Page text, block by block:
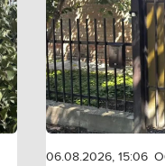
06.08.2026, 15:06